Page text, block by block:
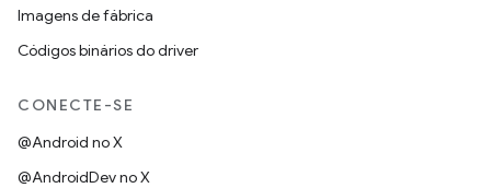
Imagens de fábrica
Códigos binários do driver
CONECTE-SE
@Android no X
@AndroidDev no X